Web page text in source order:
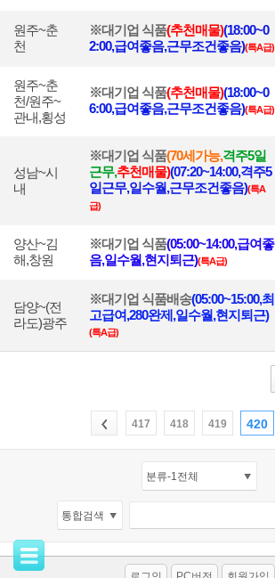
원주~춘
천
※대기업 식품(추천매물)(18:00~0
2:00,급여좋음,근무조건좋음)(특A급)
원주~춘
천/원주~
관내,횡성
※대기업 식품(추천매물)(18:00~0
6:00,급여좋음,근무조건좋음)(특A급)
성남~시
내
※대기업 식품(70세가능,격주5일
근무,추천매물)(07:20~14:00,격주5
일근무,일수월,근무조건좋음)(특A
급)
양산~김
해,창원
※대기업 식품(05:00~14:00,급여좋
음,일수월,현지퇴근)(특A급)
담양~(전
라도)광주
※대기업 식품배송(05:00~15:00,최
고급여,280완제,일수월,현지퇴근)
(특A급)
417 418 419 420